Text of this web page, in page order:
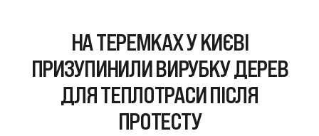
НА ТЕРЕМКАХ У КИЄВІ
ПРИЗУПИНИЛИ ВИРУБКУ ДЕРЕВ
ДЛЯ ТЕПЛОТРАСИ ПІСЛЯ
ПРОТЕСТУ